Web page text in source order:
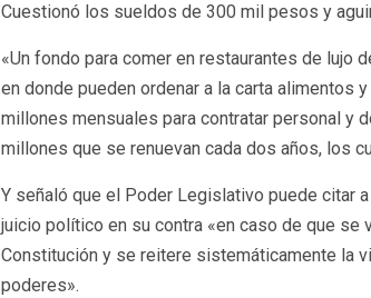
Cuestionó los sueldos de 300 mil pesos y
«Un fondo para comer en restaurantes de lujo
en donde pueden ordenar a la carta alimentos
millones mensuales para contratar personal y
millones que se renuevan cada dos años, los
Y señaló que el Poder Legislativo puede citar
juicio político en su contra «en caso de que se
Constitución y se reitere sistemáticamente la
poderes».